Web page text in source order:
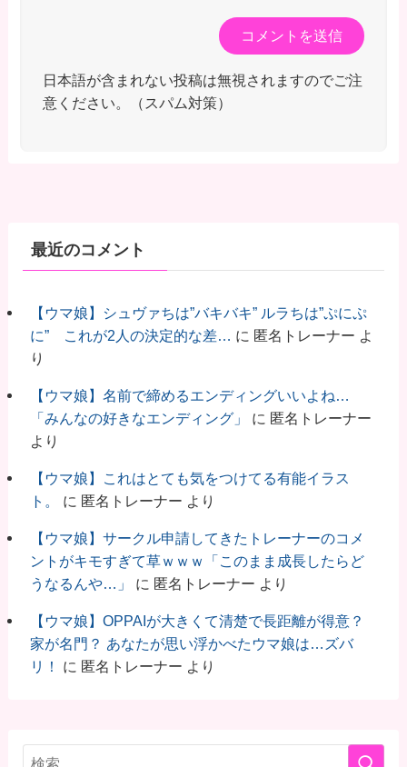
日本語が含まれない投稿は無視されますのでご注
意ください。（スパム対策）
最近のコメント
【ウマ娘】シュヴァちは”バキバキ” ルラちは”ぷにぷ
に” これが2人の決定的な差… に 匿名トレーナー よ
り
【ウマ娘】名前で締めるエンディングいいよね…
「みんなの好きなエンディング」
に 匿名トレーナー
より
【ウマ娘】これはとても気をつけてる有能イラス
ト。
に 匿名トレーナー より
【ウマ娘】サークル申請してきたトレーナーのコメ
ントがキモすぎて草ｗｗｗ「このまま成長したらど
うなるんや…」
に 匿名トレーナー より
【ウマ娘】OPPAIが大きくて清楚で長距離が得意？
家が名門？ あなたが思い浮かべたウマ娘は…ズバ
リ！
に 匿名トレーナー より